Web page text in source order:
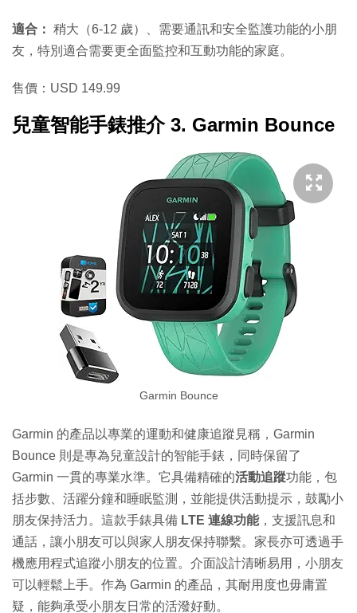
適合： 稍大（6-12 歲）、需要通訊和安全監護功能的小朋
友，特別適合需要更全面監控和互動功能的家庭。
售價：USD 149.99
兒童智能手錶推介 3. Garmin Bounce
Garmin Bounce
Garmin 的產品以專業的運動和健康追蹤見稱，Garmin
Bounce 則是專為兒童設計的智能手錶，同時保留了
Garmin 一貫的專業水準。它具備精確的活動追蹤功能，包
括步數、活躍分鐘和睡眠監測，並能提供活動提示，鼓勵小
朋友保持活力。這款手錶具備 LTE 連線功能，支援訊息和
通話，讓小朋友可以與家人朋友保持聯繫。家長亦可透過手
機應用程式追蹤小朋友的位置。介面設計清晰易用，小朋友
可以輕鬆上手。作為 Garmin 的產品，其耐用度也毋庸置
疑，能夠承受小朋友日常的活潑好動。